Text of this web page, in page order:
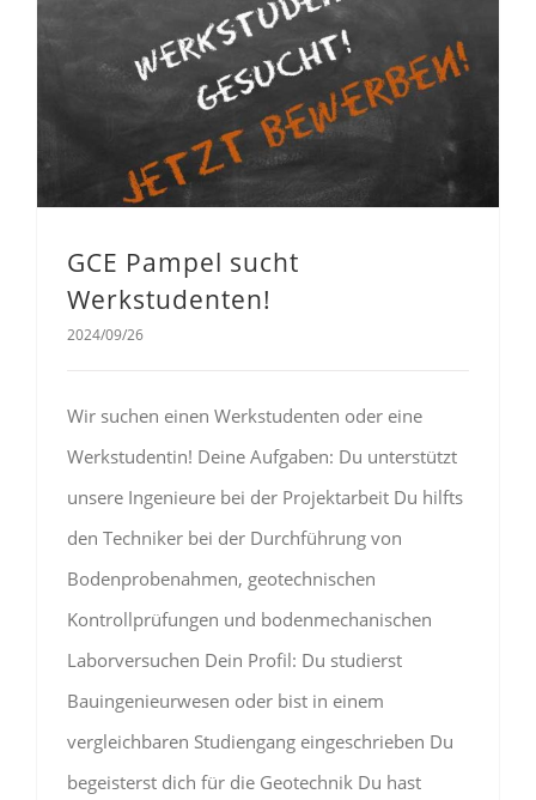
GCE Pampel sucht
Werkstudenten!
2024/09/26
Wir suchen einen Werkstudenten oder eine
Werkstudentin! Deine Aufgaben: Du unterstützt
unsere Ingenieure bei der Projektarbeit Du hilfts
den Techniker bei der Durchführung von
Bodenprobenahmen, geotechnischen
Kontrollprüfungen und bodenmechanischen
Laborversuchen Dein Profil: Du studierst
Bauingenieurwesen oder bist in einem
vergleichbaren Studiengang eingeschrieben Du
begeisterst dich für die Geotechnik Du hast